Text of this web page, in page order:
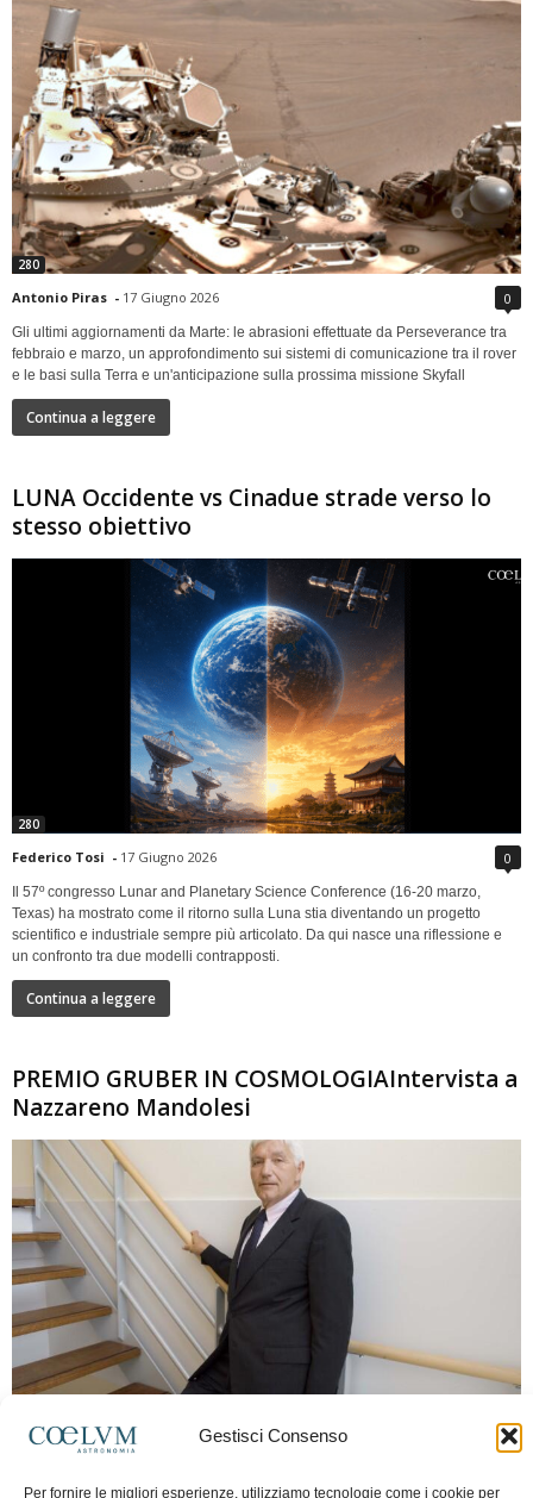
Gestisci Consenso
Per fornire le migliori esperienze, utilizziamo tecnologie come i cookie per
280
Antonio Piras - 17 Giugno 2026 0
Gli ultimi aggiornamenti da Marte: le abrasioni effettuate da Perseverance tra
febbraio e marzo, un approfondimento sui sistemi di comunicazione tra il rover
e le basi sulla Terra e un'anticipazione sulla prossima missione Skyfall
Continua a leggere
LUNA Occidente vs Cinadue strade verso lo
stesso obiettivo
280
Federico Tosi - 17 Giugno 2026 0
Il 57º congresso Lunar and Planetary Science Conference (16-20 marzo,
Texas) ha mostrato come il ritorno sulla Luna stia diventando un progetto
scientifico e industriale sempre più articolato. Da qui nasce una riflessione e
un confronto tra due modelli contrapposti.
Continua a leggere
PREMIO GRUBER IN COSMOLOGIAIntervista a
Nazzareno Mandolesi
Frida Paolella - 16 Giugno 2026 0
spaziale europea e della missione Planck. Il dialogo ripercorre i principali